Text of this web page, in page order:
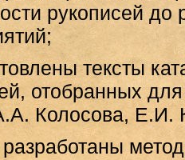
рукописей
тексты
отобранных
Колосова,